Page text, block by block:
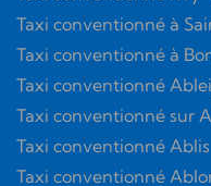
Taxi conventionné à
Taxi conventionné à
Taxi conventionné
Taxi conventionné sur
Taxi conventionné Ablis
Taxi conventionné